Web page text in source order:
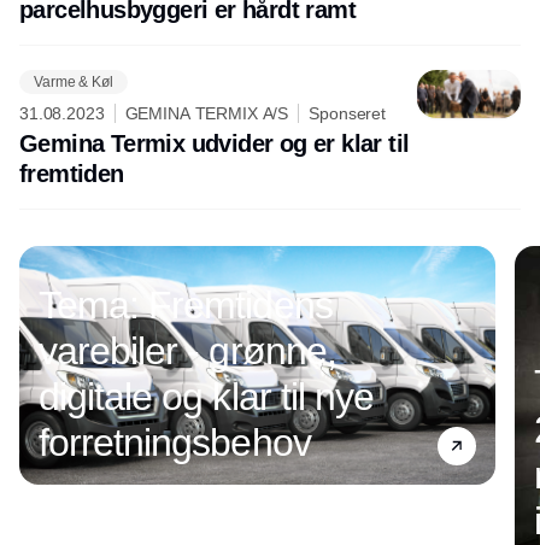
parcelhusbyggeri er hårdt ramt
Varme & Køl
31.08.2023 GEMINA TERMIX A/S Sponseret
Gemina Termix udvider og er klar til
fremtiden
Tema: Fremtidens
varebiler - grønne,
digitale og klar til nye
forretningsbehov